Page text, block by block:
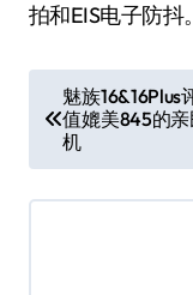
拍和EIS电子防抖。
章
导
航
魅族16&16Plus
值媲美845的
机